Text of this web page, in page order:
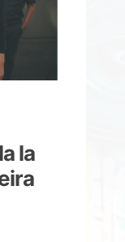
la